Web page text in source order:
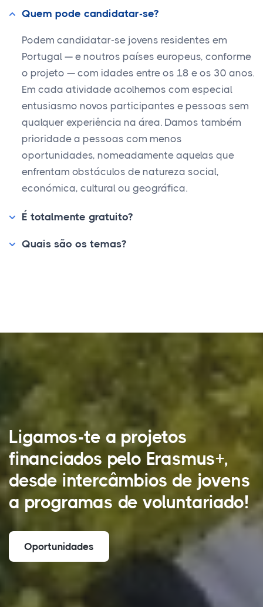
Quem pode candidatar-se?
Podem candidatar-se jovens residentes em
Portugal — e noutros países europeus, conforme
o projeto — com idades entre os 18 e os 30 anos.
Em cada atividade acolhemos com especial
entusiasmo novos participantes e pessoas sem
qualquer experiência na área. Damos também
prioridade a pessoas com menos
oportunidades, nomeadamente aquelas que
enfrentam obstáculos de natureza social,
económica, cultural ou geográfica.
É totalmente gratuito?
Quais são os temas?
Ligamos-te a projetos
financiados pelo Erasmus+,
desde intercâmbios de jovens
a programas de voluntariado!
Oportunidades